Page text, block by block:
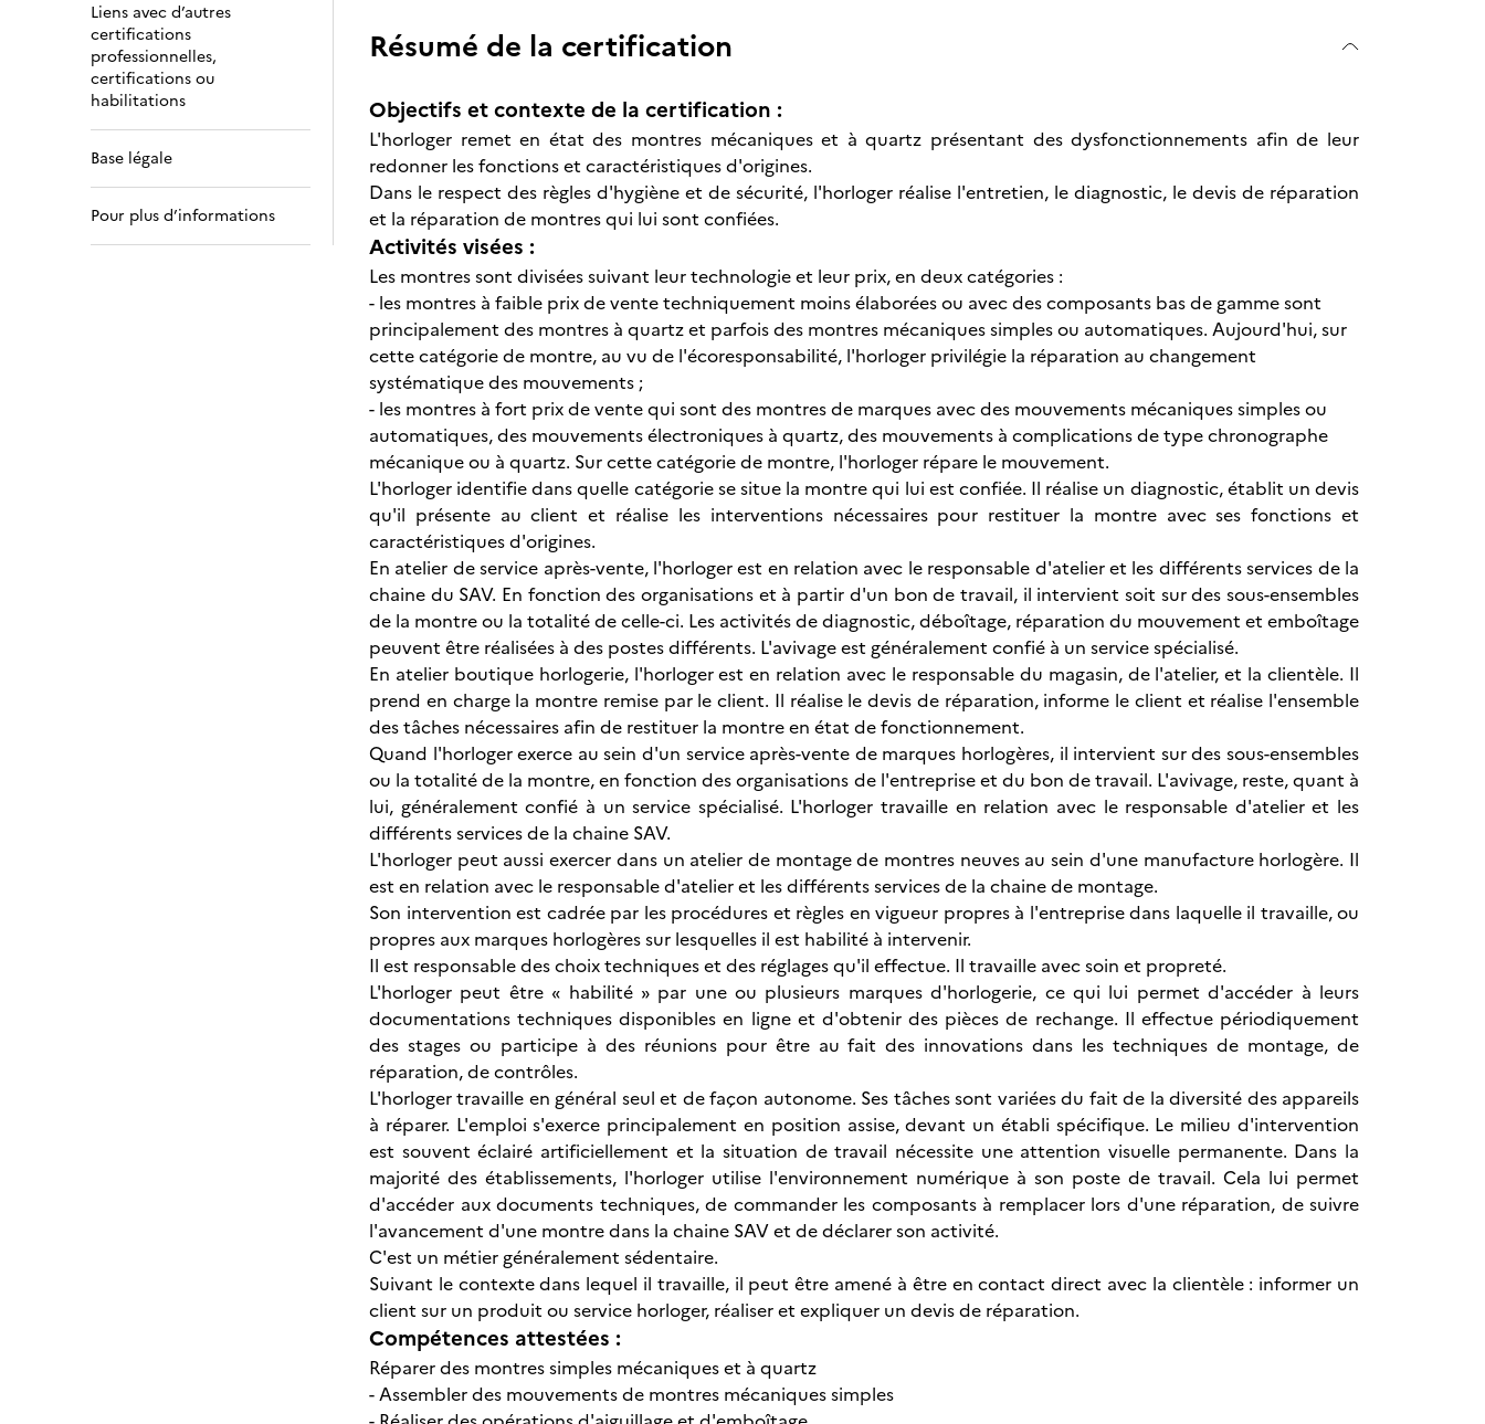
Liens avec d’autres
certifications
professionnelles,
certifications ou
habilitations
Base légale
Pour plus d’informations
Résumé de la certification
Objectifs et contexte de la certification :
L'horloger remet en état des montres mécaniques et à quartz présentant des dysfonctionnements afin de leur
redonner les fonctions et caractéristiques d'origines.
Dans le respect des règles d'hygiène et de sécurité, l'horloger réalise l'entretien, le diagnostic, le devis de réparation
et la réparation de montres qui lui sont confiées.
Activités visées :
Les montres sont divisées suivant leur technologie et leur prix, en deux catégories :
- les montres à faible prix de vente techniquement moins élaborées ou avec des composants bas de gamme sont
principalement des montres à quartz et parfois des montres mécaniques simples ou automatiques. Aujourd'hui, sur
cette catégorie de montre, au vu de l'écoresponsabilité, l'horloger privilégie la réparation au changement
systématique des mouvements ;
- les montres à fort prix de vente qui sont des montres de marques avec des mouvements mécaniques simples ou
automatiques, des mouvements électroniques à quartz, des mouvements à complications de type chronographe
mécanique ou à quartz. Sur cette catégorie de montre, l'horloger répare le mouvement.
L'horloger identifie dans quelle catégorie se situe la montre qui lui est confiée. Il réalise un diagnostic, établit un devis
qu'il présente au client et réalise les interventions nécessaires pour restituer la montre avec ses fonctions et
caractéristiques d'origines.
En atelier de service après-vente, l'horloger est en relation avec le responsable d'atelier et les différents services de la
chaine du SAV. En fonction des organisations et à partir d'un bon de travail, il intervient soit sur des sous-ensembles
de la montre ou la totalité de celle-ci. Les activités de diagnostic, déboîtage, réparation du mouvement et emboîtage
peuvent être réalisées à des postes différents. L'avivage est généralement confié à un service spécialisé.
En atelier boutique horlogerie, l'horloger est en relation avec le responsable du magasin, de l'atelier, et la clientèle. Il
prend en charge la montre remise par le client. Il réalise le devis de réparation, informe le client et réalise l'ensemble
des tâches nécessaires afin de restituer la montre en état de fonctionnement.
Quand l'horloger exerce au sein d'un service après-vente de marques horlogères, il intervient sur des sous-ensembles
ou la totalité de la montre, en fonction des organisations de l'entreprise et du bon de travail. L'avivage, reste, quant à
lui, généralement confié à un service spécialisé. L'horloger travaille en relation avec le responsable d'atelier et les
différents services de la chaine SAV.
L'horloger peut aussi exercer dans un atelier de montage de montres neuves au sein d'une manufacture horlogère. Il
est en relation avec le responsable d'atelier et les différents services de la chaine de montage.
Son intervention est cadrée par les procédures et règles en vigueur propres à l'entreprise dans laquelle il travaille, ou
propres aux marques horlogères sur lesquelles il est habilité à intervenir.
Il est responsable des choix techniques et des réglages qu'il effectue. Il travaille avec soin et propreté.
L'horloger peut être « habilité » par une ou plusieurs marques d'horlogerie, ce qui lui permet d'accéder à leurs
documentations techniques disponibles en ligne et d'obtenir des pièces de rechange. Il effectue périodiquement
des stages ou participe à des réunions pour être au fait des innovations dans les techniques de montage, de
réparation, de contrôles.
L'horloger travaille en général seul et de façon autonome. Ses tâches sont variées du fait de la diversité des appareils
à réparer. L'emploi s'exerce principalement en position assise, devant un établi spécifique. Le milieu d'intervention
est souvent éclairé artificiellement et la situation de travail nécessite une attention visuelle permanente. Dans la
majorité des établissements, l'horloger utilise l'environnement numérique à son poste de travail. Cela lui permet
d'accéder aux documents techniques, de commander les composants à remplacer lors d'une réparation, de suivre
l'avancement d'une montre dans la chaine SAV et de déclarer son activité.
C'est un métier généralement sédentaire.
Suivant le contexte dans lequel il travaille, il peut être amené à être en contact direct avec la clientèle : informer un
client sur un produit ou service horloger, réaliser et expliquer un devis de réparation.
Compétences attestées :
Réparer des montres simples mécaniques et à quartz
- Assembler des mouvements de montres mécaniques simples